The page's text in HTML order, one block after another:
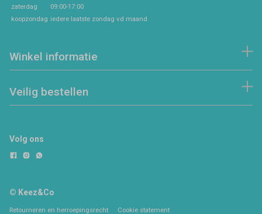
zaterdag
09:00-17:00
koopzondag iedere laatste zondag vd maand
Winkel informatie
Veilig bestellen
Volg ons
© Keez&Co
Retourneren en herroepingsrecht Cookie statement